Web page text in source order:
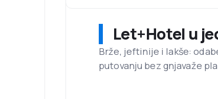
Let+Hotel u
Brže, jeftinije i lakše:
putovanju bez gnjavaže